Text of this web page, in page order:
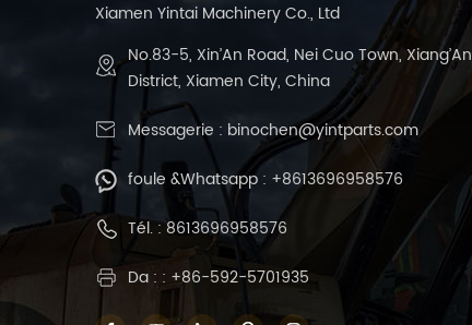
Xiamen Yintai Machinery Co., Ltd
No.83-5, Xin’An Road, Nei Cuo Town, Xiang’An
District, Xiamen City, China
Messagerie : binochen@yintparts.com
foule &Whatsapp : +8613696958576
Tél. :8613696958576
Da : : +86-592-5701935